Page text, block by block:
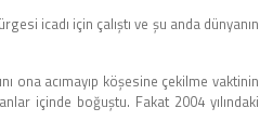
icadı için çalıştı ve şu anda dünyanın
ona acımayıp köşesine çekilme vaktinin
içinde boğuştu. Fakat 2004 yılındaki